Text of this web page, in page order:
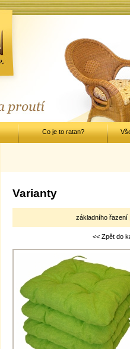
Varianty
základního
<< Zpět do
Co je to ratan?